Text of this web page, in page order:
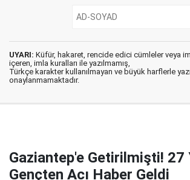
UYARI: Küfür, hakaret, rencide edici cümleler veya
içeren, imla kuralları ile yazılmamış,
Türkçe karakter kullanılmayan ve büyük harflerle
onaylanmamaktadır.
Gaziantep'e Getirilmişti! 27
Gençten Acı Haber Geldi